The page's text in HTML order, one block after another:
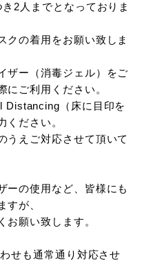
2人までとなっておりま
クの着用をお願い致しま
ザー（消毒ジェル）をご
にご利用ください。
Distancing（床に目印を
ください。
うえご対応させて頂いて
ーの使用など、皆様にも
すが、
お願い致します。
せも通常通り対応させ